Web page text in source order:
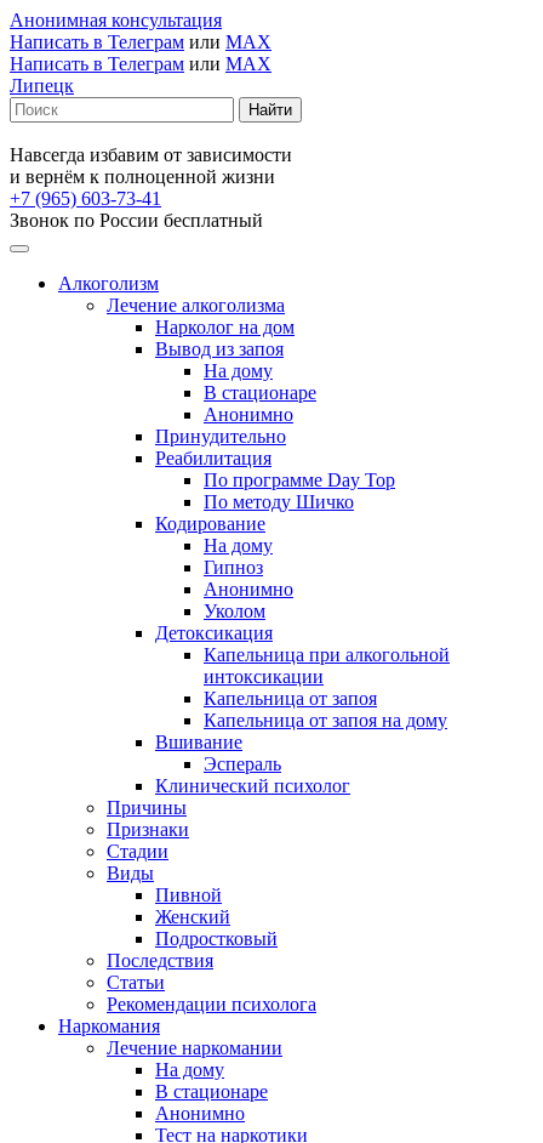
Анонимная консультация
Написать в Телеграм или MAX
Написать в Телеграм или MAX
Липецк
Навсегда избавим от зависимости
и вернём к полноценной жизни
+7 (965) 603-73-41
Звонок по России бесплатный
Алкоголизм
Лечение алкоголизма
Нарколог на дом
Вывод из запоя
На дому
В стационаре
Анонимно
Принудительно
Реабилитация
По программе Day Top
По методу Шичко
Кодирование
На дому
Гипноз
Анонимно
Уколом
Детоксикация
Капельница при алкогольной
интоксикации
Капельница от запоя
Капельница от запоя на дому
Вшивание
Эспераль
Клинический психолог
Причины
Признаки
Стадии
Виды
Пивной
Женский
Подростковый
Последствия
Статьи
Рекомендации психолога
Наркомания
Лечение наркомании
На дому
В стационаре
Анонимно
Тест на наркотики